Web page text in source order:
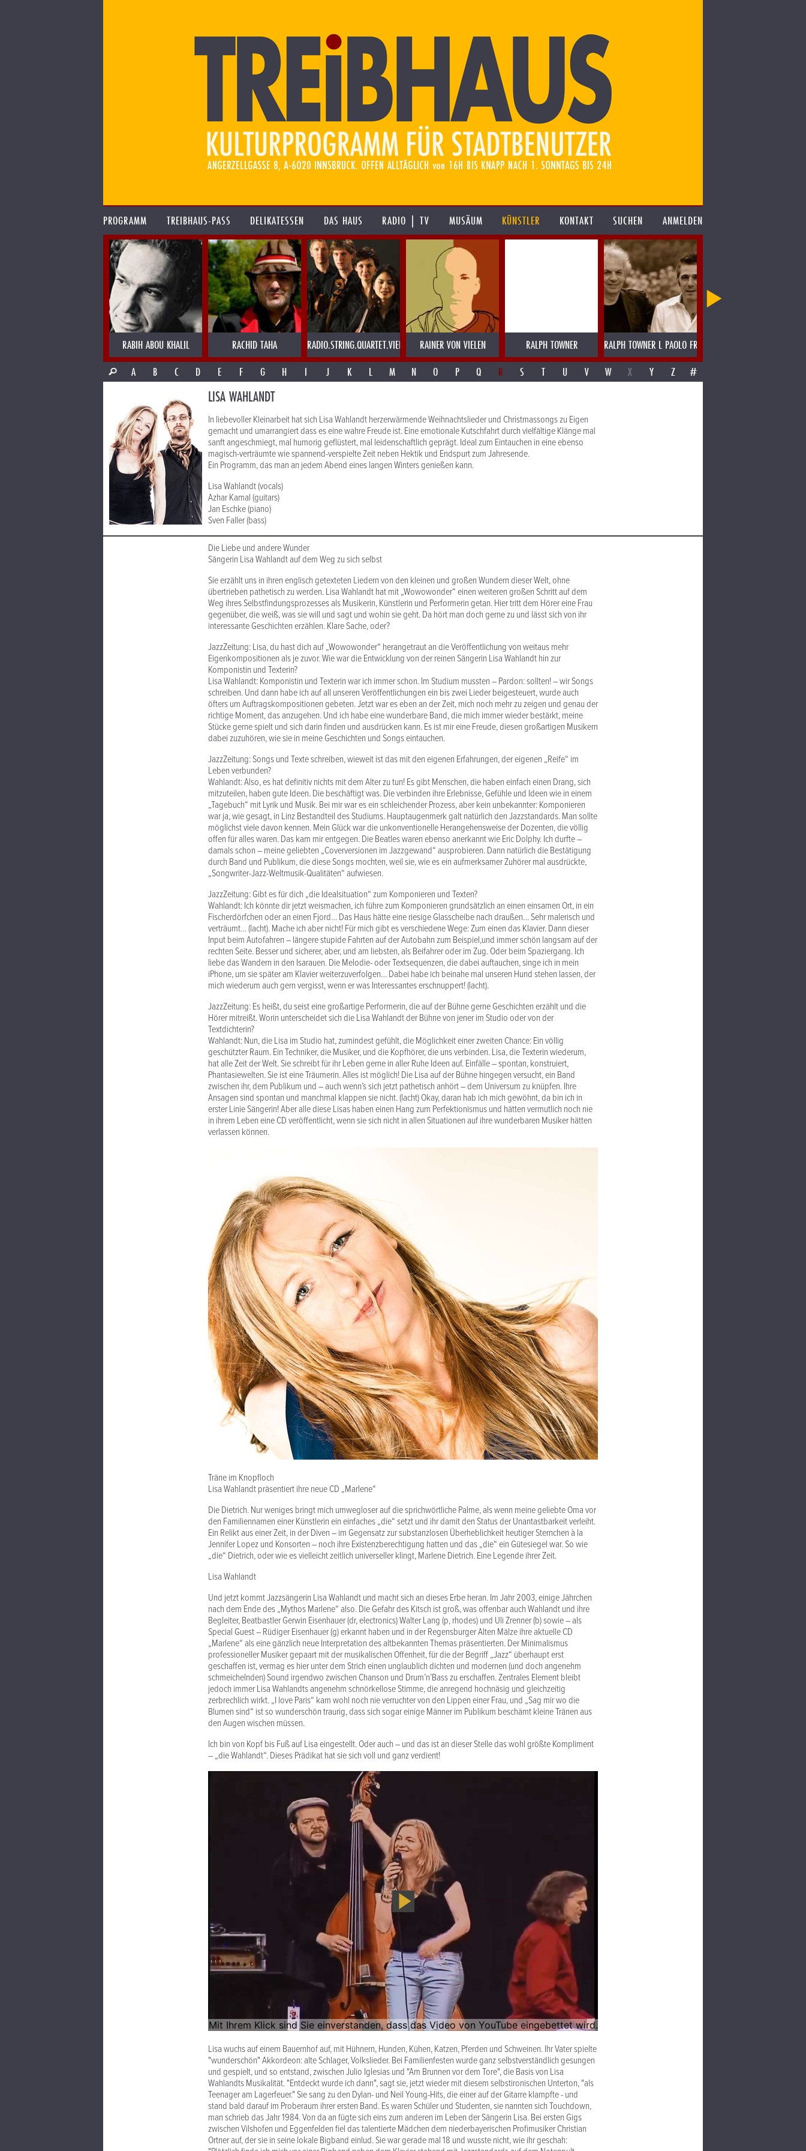
PROGRAMM TREIBHAUS-PASS DELIKATESSEN DAS HAUS RADIO | TV MUSÄUM KÜNSTLER KONTAKT SUCHEN ANMELDEN
RABIH ABOU KHALIL RACHID TAHA RADIO.STRING.QUARTET.VIENNA RAINER VON VIELEN RALPH TOWNER RALPH TOWNER L PAOLO FRESU
A
B C D E F G H I J K L M N O P Q R S T U V W X Y Z #
LISA WAHLANDT
In liebevoller Kleinarbeit hat sich Lisa Wahlandt herzerwärmende Weihnachtslieder und Christmassongs zu Eigen
gemacht und umarrangiert dass es eine wahre Freude ist. Eine emotionale Kutschfahrt durch vielfältige Klänge mal
sanft angeschmiegt, mal humorig geflüstert, mal leidenschaftlich geprägt. Ideal zum Eintauchen in eine ebenso
magisch-verträumte wie spannend-verspielte Zeit neben Hektik und Endspurt zum Jahresende.
Ein Programm, das man an jedem Abend eines langen Winters genießen kann.
Lisa Wahlandt (vocals)
Azhar Kamal (guitars)
Jan Eschke (piano)
Sven Faller (bass)
Die Liebe und andere Wunder
Sängerin Lisa Wahlandt auf dem Weg zu sich selbst
Sie erzählt uns in ihren englisch getexteten Liedern von den kleinen und großen Wundern dieser Welt, ohne
übertrieben pathetisch zu werden. Lisa Wahlandt hat mit „Wowowonder“ einen weiteren großen Schritt auf dem
Weg ihres Selbstfindungsprozesses als Musikerin, Künstlerin und Performerin getan. Hier tritt dem Hörer eine Frau
gegenüber, die weiß, was sie will und sagt und wohin sie geht. Da hört man doch gerne zu und lässt sich von ihr
interessante Geschichten erzählen. Klare Sache, oder?
JazzZeitung: Lisa, du hast dich auf „Wowowonder“ herangetraut an die Veröffentlichung von weitaus mehr
Eigenkompositionen als je zuvor. Wie war die Entwicklung von der reinen Sängerin Lisa Wahlandt hin zur
Komponistin und Texterin?
Lisa Wahlandt: Komponistin und Texterin war ich immer schon. Im Studium mussten – Pardon: sollten! – wir Songs
schreiben. Und dann habe ich auf all unseren Veröffentlichungen ein bis zwei Lieder beigesteuert, wurde auch
öfters um Auftragskompositionen gebeten. Jetzt war es eben an der Zeit, mich noch mehr zu zeigen und genau der
richtige Moment, das anzugehen. Und ich habe eine wunderbare Band, die mich immer wieder bestärkt, meine
Stücke gerne spielt und sich darin finden und ausdrücken kann. Es ist mir eine Freude, diesen großartigen Musikern
dabei zuzuhören, wie sie in meine Geschichten und Songs eintauchen.
JazzZeitung: Songs und Texte schreiben, wieweit ist das mit den eigenen Erfahrungen, der eigenen „Reife“ im
Leben verbunden?
Wahlandt: Also, es hat definitiv nichts mit dem Alter zu tun! Es gibt Menschen, die haben einfach einen Drang, sich
mitzuteilen, haben gute Ideen. Die beschäftigt was. Die verbinden ihre Erlebnisse, Gefühle und Ideen wie in einem
„Tagebuch“ mit Lyrik und Musik. Bei mir war es ein schleichender Prozess, aber kein unbekannter: Komponieren
war ja, wie gesagt, in Linz Bestandteil des Studiums. Hauptaugenmerk galt natürlich den Jazzstandards. Man sollte
möglichst viele davon kennen. Mein Glück war die unkonventionelle Herangehensweise der Dozenten, die völlig
offen für alles waren. Das kam mir entgegen. Die Beatles waren ebenso anerkannt wie Eric Dolphy. Ich durfte –
damals schon – meine geliebten „Coverversionen im Jazzgewand“ ausprobieren. Dann natürlich die Bestätigung
durch Band und Publikum, die diese Songs mochten, weil sie, wie es ein aufmerksamer Zuhörer mal ausdrückte,
„Songwriter-Jazz-Weltmusik-Qualitäten“ aufwiesen.
JazzZeitung: Gibt es für dich „die Idealsituation“ zum Komponieren und Texten?
Wahlandt: Ich könnte dir jetzt weismachen, ich führe zum Komponieren grundsätzlich an einen einsamen Ort, in ein
Fischerdörfchen oder an einen Fjord… Das Haus hätte eine riesige Glasscheibe nach draußen… Sehr malerisch und
verträumt… (lacht). Mache ich aber nicht! Für mich gibt es verschiedene Wege: Zum einen das Klavier. Dann dieser
Input beim Autofahren – längere stupide Fahrten auf der Autobahn zum Beispiel,und immer schön langsam auf der
rechten Seite. Besser und sicherer, aber, und am liebsten, als Beifahrer oder im Zug. Oder beim Spaziergang. Ich
liebe das Wandern in den Isarauen. Die Melodie- oder Textsequenzen, die dabei auftauchen, singe ich in mein
iPhone, um sie später am Klavier weiterzuverfolgen… Dabei habe ich beinahe mal unseren Hund stehen lassen, der
mich wiederum auch gern vergisst, wenn er was Interessantes erschnuppert! (lacht).
JazzZeitung: Es heißt, du seist eine großartige Performerin, die auf der Bühne gerne Geschichten erzählt und die
Hörer mitreißt. Worin unterscheidet sich die Lisa Wahlandt der Bühne von jener im Studio oder von der
Textdichterin?
Wahlandt: Nun, die Lisa im Studio hat, zumindest gefühlt, die Möglichkeit einer zweiten Chance: Ein völlig
geschützter Raum. Ein Techniker, die Musiker, und die Kopfhörer, die uns verbinden. Lisa, die Texterin wiederum,
hat alle Zeit der Welt. Sie schreibt für ihr Leben gerne in aller Ruhe Ideen auf. Einfälle – spontan, konstruiert,
Phantasiewelten. Sie ist eine Träumerin. Alles ist möglich! Die Lisa auf der Bühne hingegen versucht, ein Band
zwischen ihr, dem Publikum und – auch wenn’s sich jetzt pathetisch anhört – dem Universum zu knüpfen. Ihre
Ansagen sind spontan und manchmal klappen sie nicht. (lacht) Okay, daran hab ich mich gewöhnt, da bin ich in
erster Linie Sängerin! Aber alle diese Lisas haben einen Hang zum Perfektionismus und hätten vermutlich noch nie
in ihrem Leben eine CD veröffentlicht, wenn sie sich nicht in allen Situationen auf ihre wunderbaren Musiker hätten
verlassen können.
Träne im Knopfloch
Lisa Wahlandt präsentiert ihre neue CD „Marlene“
Die Dietrich. Nur weniges bringt mich umwegloser auf die sprichwörtliche Palme, als wenn meine geliebte Oma vor
den Familiennamen einer Künstlerin ein einfaches „die“ setzt und ihr damit den Status der Unantastbarkeit verleiht.
Ein Relikt aus einer Zeit, in der Diven – im Gegensatz zur substanzlosen Überheblichkeit heutiger Sternchen à la
Jennifer Lopez und Konsorten – noch ihre Existenzberechtigung hatten und das „die“ ein Gütesiegel war. So wie
„die“ Dietrich, oder wie es vielleicht zeitlich universeller klingt, Marlene Dietrich. Eine Legende ihrer Zeit.
Lisa Wahlandt
Und jetzt kommt Jazzsängerin Lisa Wahlandt und macht sich an dieses Erbe heran. Im Jahr 2003, einige Jährchen
nach dem Ende des „Mythos Marlene“ also. Die Gefahr des Kitsch ist groß, was offenbar auch Wahlandt und ihre
Begleiter, Beatbastler Gerwin Eisenhauer (dr, electronics) Walter Lang (p, rhodes) und Uli Zrenner (b) sowie – als
Special Guest – Rüdiger Eisenhauer (g) erkannt haben und in der Regensburger Alten Mälze ihre aktuelle CD
„Marlene“ als eine gänzlich neue Interpretation des altbekannten Themas präsentierten. Der Minimalismus
professioneller Musiker gepaart mit der musikalischen Offenheit, für die der Begriff „Jazz“ überhaupt erst
geschaffen ist, vermag es hier unter dem Strich einen unglaublich dichten und modernen (und doch angenehm
schmeichelnden) Sound irgendwo zwischen Chanson und Drum’n’Bass zu erschaffen. Zentrales Element bleibt
jedoch immer Lisa Wahlandts angenehm schnörkellose Stimme, die anregend hochnäsig und gleichzeitig
zerbrechlich wirkt. „I love Paris“ kam wohl noch nie verruchter von den Lippen einer Frau, und „Sag mir wo die
Blumen sind“ ist so wunderschön traurig, dass sich sogar einige Männer im Publikum beschämt kleine Tränen aus
den Augen wischen müssen.
Ich bin von Kopf bis Fuß auf Lisa eingestellt. Oder auch – und das ist an dieser Stelle das wohl größte Kompliment
– „die Wahlandt“. Dieses Prädikat hat sie sich voll und ganz verdient!
Lisa wuchs auf einem Bauernhof auf, mit Hühnern, Hunden, Kühen, Katzen, Pferden und Schweinen. Ihr Vater spielte
"wunderschön" Akkordeon: alte Schlager, Volkslieder. Bei Familienfesten wurde ganz selbstverständlich gesungen
und gespielt, und so entstand, zwischen Julio Iglesias und "Am Brunnen vor dem Tore", die Basis von Lisa
Wahlandts Musikalität. "Entdeckt wurde ich dann", sagt sie, jetzt wieder mit diesem selbstironischen Unterton, "als
Teenager am Lagerfeuer." Sie sang zu den Dylan- und Neil Young-Hits, die einer auf der Gitarre klampfte - und
stand bald darauf im Proberaum ihrer ersten Band. Es waren Schüler und Studenten, sie nannten sich Touchdown,
man schrieb das Jahr 1984. Von da an fügte sich eins zum anderen im Leben der Sängerin Lisa. Bei ersten Gigs
zwischen Vilshofen und Eggenfelden fiel das talentierte Mädchen dem niederbayerischen Profimusiker Christian
Ortner auf, der sie in seine lokale Bigband einlud. Sie war gerade mal 18 und wusste nicht, wie ihr geschah: